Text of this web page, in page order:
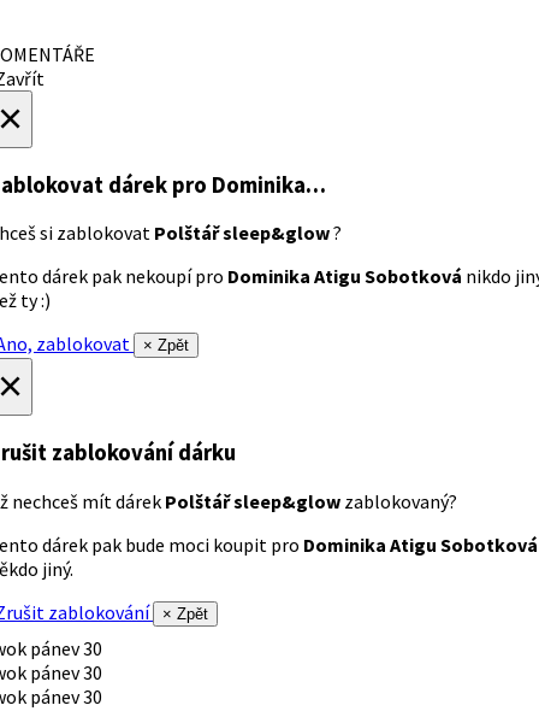
dárek pro Dominika…
si zablokovat Polštář sleep&glow?
dárek pak nekoupí pro Dominika Atigu Sobotková nikdo
ty :)
zablokovat
× Zpět
zablokování dárku
nechceš mít dárek Polštář sleep&glow zablokovaný?
dárek pak bude moci koupit pro Dominika Atigu Sobotková
jiný.
zablokování
× Zpět